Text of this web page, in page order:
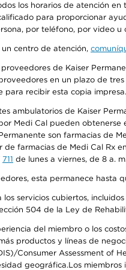
los horarios de atención
para proporcionar
por teléfono, por video u
centro de atención,
de Kaiser
en un plazo de
para recibir esta copia impresa.
ambulatorios de Kaiser
Medi Cal pueden
son farmacias de
farmacias de Medi Cal Rx
711 de lunes a viernes, de 8 a.
esta permanece
servicios cubiertos,
504 de la Ley de
del miembro o los
productos y líneas de
Consumer Assessment of
geográfica.Los